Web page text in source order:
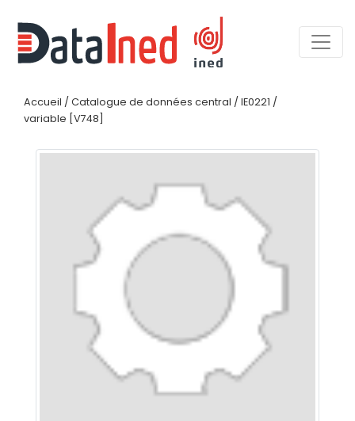
Accueil / Catalogue de données central / IE0221 /
variable [V748]